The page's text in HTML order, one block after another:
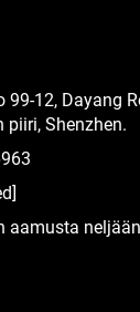
99-12, Dayang
piiri, Shenzhen.
aamusta